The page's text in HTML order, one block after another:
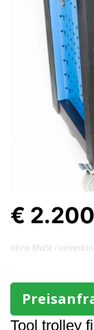
€
ohne MwSt /
Tool trolley